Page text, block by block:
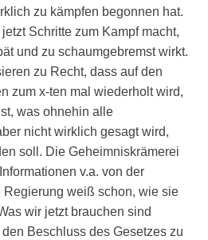
zu kämpfen begonnen hat.
Schritte zum Kampf macht,
und zu schaumgebremst wirkt.
zu Recht, dass auf den
zum x-ten mal wiederholt wird,
was ohnehin alle
nicht wirklich gesagt wird,
soll. Die Geheimniskrämerei
v.a. von der
weiß schon, wie sie
wir jetzt brauchen sind
Beschluss des Gesetzes zu